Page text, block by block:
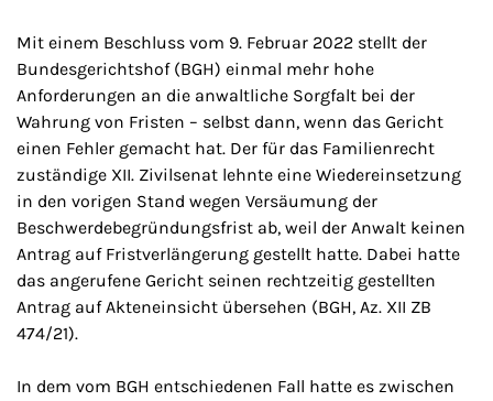
Mit einem Beschluss vom 9. Februar 2022 stellt der
Bundesgerichtshof (BGH) einmal mehr hohe
Anforderungen an die anwaltliche Sorgfalt bei der
Wahrung von Fristen – selbst dann, wenn das Gericht
einen Fehler gemacht hat. Der für das Familienrecht
zuständige XII. Zivilsenat lehnte eine Wiedereinsetzung
in den vorigen Stand wegen Versäumung der
Beschwerdebegründungsfrist ab, weil der Anwalt keinen
Antrag auf Fristverlängerung gestellt hatte. Dabei hatte
das angerufene Gericht seinen rechtzeitig gestellten
Antrag auf Akteneinsicht übersehen (BGH, Az. XII ZB
474/21).
In dem vom BGH entschiedenen Fall hatte es zwischen